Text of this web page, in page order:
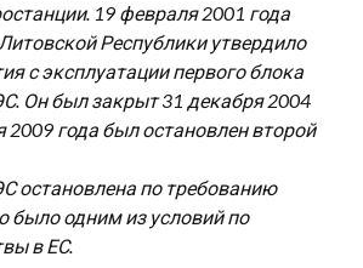
19 февраля 2001 года
Республики утвердило
с эксплуатации первого блока
Он был закрыт 31 декабря 2004
2009 года был остановлен второй
остановлена по требованию
было одним из условий по
в ЕС.